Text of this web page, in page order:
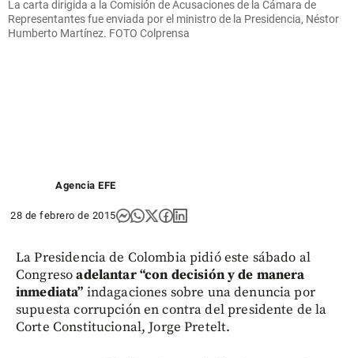
La carta dirigida a la Comisión de Acusaciones de la Cámara de
Representantes fue enviada por el ministro de la Presidencia, Néstor
Humberto Martínez. FOTO Colprensa
Agencia EFE
28 de febrero de 2015
La Presidencia de Colombia pidió este sábado al
Congresoadelantar “con decisión y de manera
inmediata” indagaciones sobre una denuncia por
supuesta corrupción en contra del presidente de la
Corte Constitucional, Jorge Pretelt.